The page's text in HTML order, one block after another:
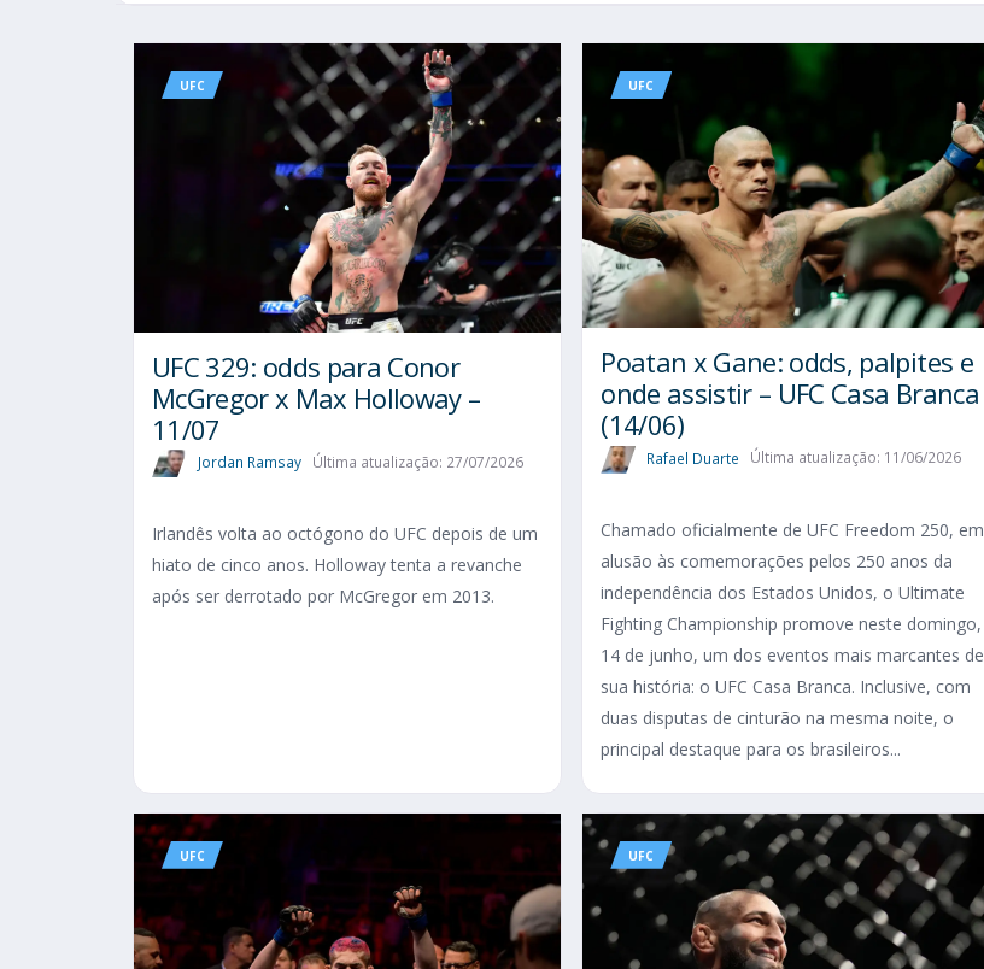
UFC
UFC 329: odds para Conor
McGregor x Max Holloway –
11/07
Jordan Ramsay Última atualização: 27/07/2026
Irlandês volta ao octógono do UFC depois de um
hiato de cinco anos. Holloway tenta a revanche
após ser derrotado por McGregor em 2013.
UFC
Poatan x Gane: odds, palpites e
onde assistir – UFC Casa Branca
(14/06)
Rafael Duarte Última atualização: 11/06/2026
Chamado oficialmente de UFC Freedom 250, em
alusão às comemorações pelos 250 anos da
independência dos Estados Unidos, o Ultimate
Fighting Championship promove neste domingo,
14 de junho, um dos eventos mais marcantes de
sua história: o UFC Casa Branca. Inclusive, com
duas disputas de cinturão na mesma noite, o
principal destaque para os brasileiros...
UFC UFC